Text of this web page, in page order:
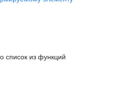
список из функций